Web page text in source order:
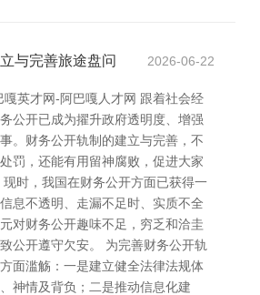
与完善旅途盘问 2026-06-22
嘎英才网-阿巴嘎人才网 跟着社会经
公开已成为擢升政府透明度、增强
。财务公开轨制的建立与完善，不
罚，还能有用留神腐败，促进大家
时，我国在财务公开方面已获得一
息不透明、走漏不足时、实质不全
对财务公开趣味不足，穷乏和洽圭
公开遵守欠安。 为完善财务公开轨
面滥觞：一是建立健全法律法规体
神情及背负；二是推动信息化建